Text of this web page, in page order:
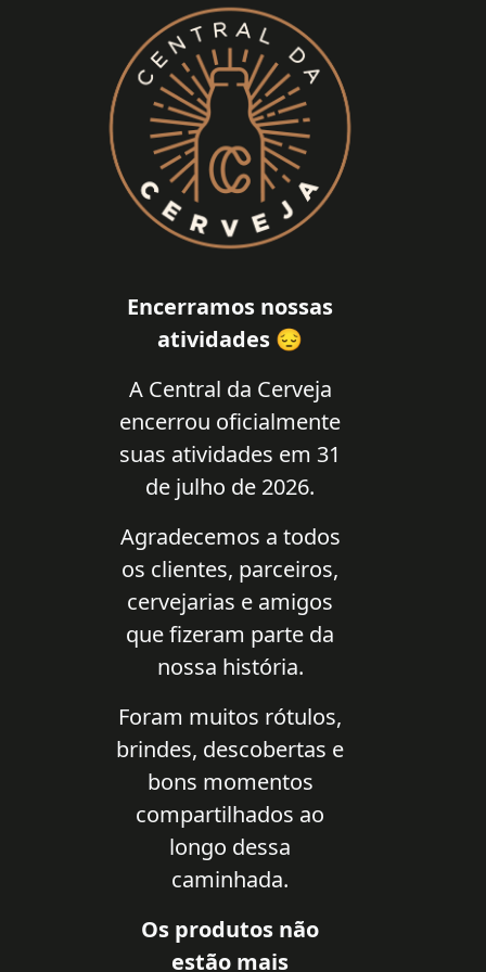
Encerramos nossas
atividades 😔
A Central da Cerveja
encerrou oficialmente
suas atividades em 31
de julho de 2026.
Agradecemos a todos
os clientes, parceiros,
cervejarias e amigos
que fizeram parte da
nossa história.
Foram muitos rótulos,
brindes, descobertas e
bons momentos
compartilhados ao
longo dessa
caminhada.
Os produtos não
estão mais